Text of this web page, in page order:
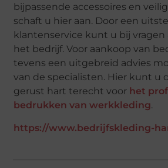
bijpassende accessoires en
schaft u hier aan. Door een
klantenservice kunt u bij
het bedrijf. Voor aankoop van
tevens een uitgebreid advies
van de specialisten. Hier kunt u
gerust hart terecht voor het
bedrukken van werkkleding.
https://www.bedrijfskleding-